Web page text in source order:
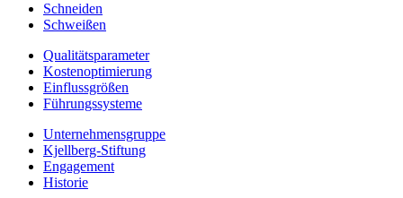
Schneiden
Schweißen
Qualitätsparameter
Kostenoptimierung
Einflussgrößen
Führungssysteme
Unternehmens­gruppe
Kjellberg-Stiftung
Engagement
Historie